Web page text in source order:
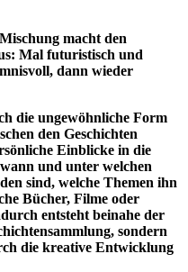
macht den
Mal futuristisch und
dann wieder
die ungewöhnliche Form
den Geschichten
Einblicke in die
und unter welchen
sind, welche Themen ihn
Bücher, Filme oder
entsteht beinahe der
sondern
die kreative Entwicklung